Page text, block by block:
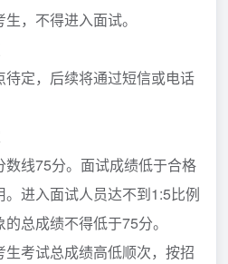
，不得进入面试。
定，后续将通过短信或电话
线75分。面试成绩低于合格
进入面试人员达不到1:5比例
总成绩不得低于75分。
考试总成绩高低顺次，按招